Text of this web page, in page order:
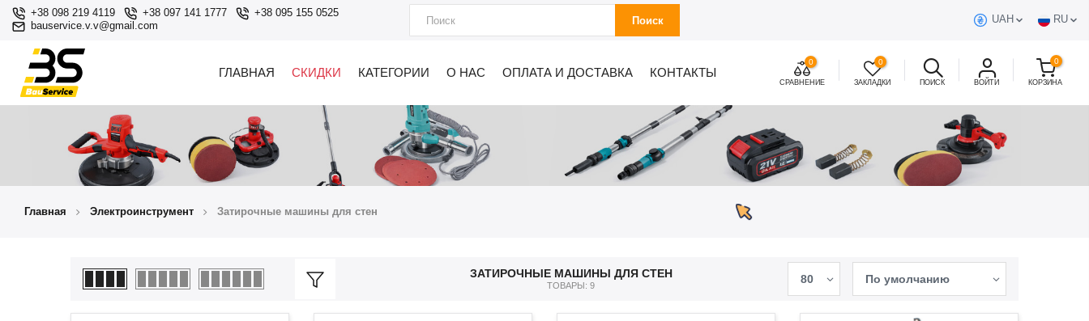
+38 098 219 4119 +38 097 141 1777
+38 095 155 0525
bauservice.v.v@gmail.com
Поиск UAH RU
ГЛАВНАЯ СКИДКИ КАТЕГОРИИ О НАС ОПЛАТА И ДОСТАВКА КОНТАКТЫ
0
СРАВНЕНИЕ
0
ЗАКЛАДКИ ПОИСК ВОЙТИ
0
КОРЗИНА
Главная Электроинструмент Затирочные машины для стен
ЗАТИРОЧНЫЕ МАШИНЫ ДЛЯ СТЕН
ТОВАРЫ: 9 80 По умолчанию